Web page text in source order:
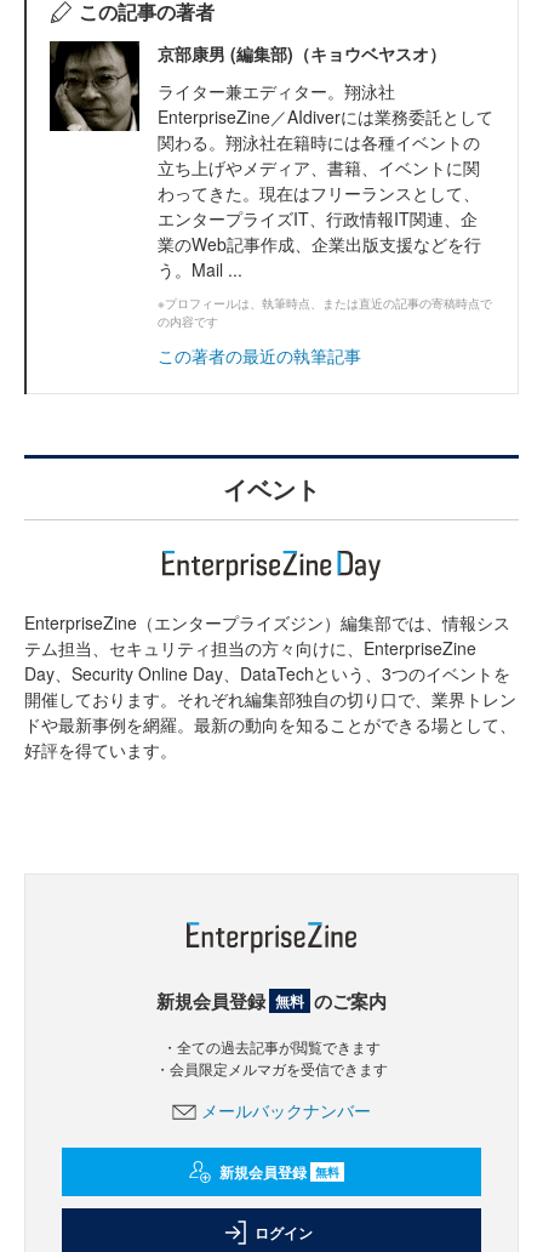
この記事の著者
京部康男 (編集部)（キョウベヤスオ）
ライター兼エディター。翔泳社
EnterpriseZine／AIdiverには業務委託として
関わる。翔泳社在籍時には各種イベントの
立ち上げやメディア、書籍、イベントに関
わってきた。現在はフリーランスとして、
エンタープライズIT、行政情報IT関連、企
業のWeb記事作成、企業出版支援などを行
う。Mail ...
※プロフィールは、執筆時点、または直近の記事の寄稿時点で
の内容です
この著者の最近の執筆記事
イベント
EnterpriseZine（エンタープライズジン）編集部では、情報シス
テム担当、セキュリティ担当の方々向けに、EnterpriseZine
Day、Security Online Day、DataTechという、3つのイベントを
開催しております。それぞれ編集部独自の切り口で、業界トレン
ドや最新事例を網羅。最新の動向を知ることができる場として、
好評を得ています。
新規会員登録 無料 のご案内
・全ての過去記事が閲覧できます
・会員限定メルマガを受信できます
メールバックナンバー
新規会員登録 無料
ログイン